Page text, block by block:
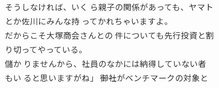
そうしなければ、いく ら親子の関係があっても、ヤマト
とか佐川にみんな持 ってかれちゃいますよ。
だからこそ大塚商会さんとの 件についても先行投資と割
り切ってやっている。
儲か りませんから、社員のなかには納得していない者
もい ると思いますがね」 ――御社がベンチマークの対象と